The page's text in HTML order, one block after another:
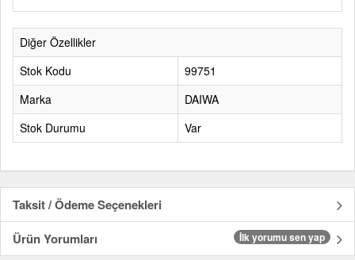
Diğer Özellikler
Stok Kodu
99751
Marka
DAIWA
Stok Durumu
Var
Taksit / Ödeme Seçenekleri
Ürün Yorumları
İlk yorumu sen yap